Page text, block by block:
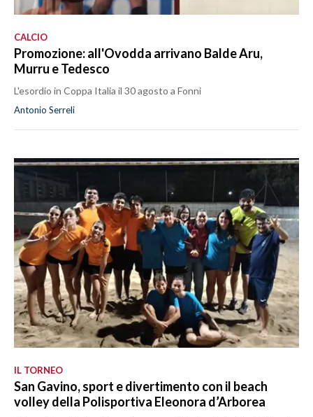
CALCIO
Promozione: all'Ovodda arrivano Balde Aru,
Murru e Tedesco
L'esordio in Coppa Italia il 30 agosto a Fonni
Antonio Serreli
IL TORNEO
San Gavino, sport e divertimento con il beach
volley della Polisportiva Eleonora d’Arborea